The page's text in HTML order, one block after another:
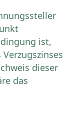
ist,
dieser
das